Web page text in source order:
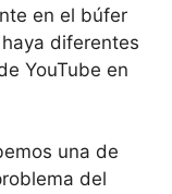
en el búfer
diferentes
YouTube en
una de
del